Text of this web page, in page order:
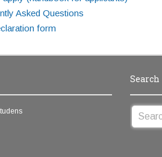
Asked Questions
form
Search